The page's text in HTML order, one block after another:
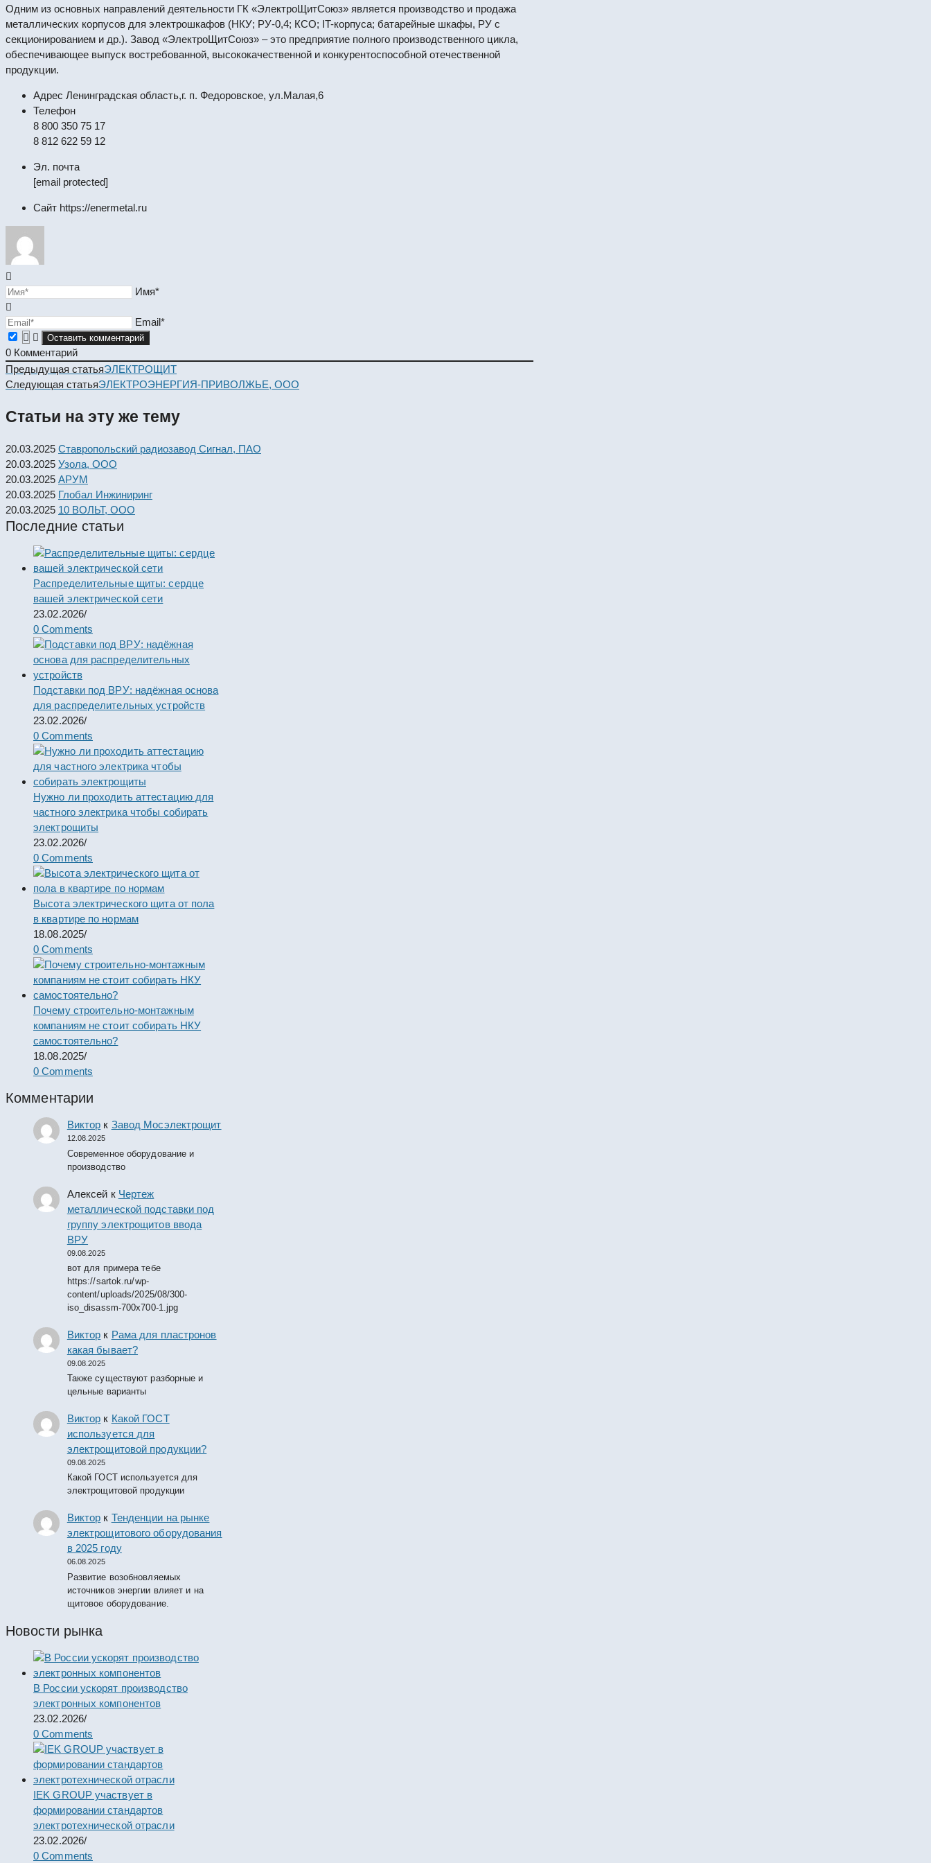
Одним из основных направлений деятельности ГК «ЭлектроЩитСоюз» является производство и продажа
металлических корпусов для электрошкафов (НКУ; РУ-0,4; КСО; IT-корпуса; батарейные шкафы, РУ с
секционированием и др.). Завод «ЭлектроЩитСоюз» – это предприятие полного производственного цикла,
обеспечивающее выпуск востребованной, высококачественной и конкурентоспособной отечественной
продукции.
Адрес Ленинградская область,г. п. Федоровское, ул.Малая,6
Телефон
8 800 350 75 17
8 812 622 59 12
Эл. почта
[email protected]
Сайт https://enermetal.ru
Имя*
Email*
0 Комментарий
Read
more
Предыдущая статьяЭЛЕКТРОЩИТ
Следующая статьяЭЛЕКТРОЭНЕРГИЯ-ПРИВОЛЖЬЕ, ООО
Статьи на эту же тему
20.03.2025 Ставропольский радиозавод Сигнал, ПАО
20.03.2025 Узола, ООО
20.03.2025 АРУМ
20.03.2025 Глобал Инжиниринг
20.03.2025 10 ВОЛЬТ, ООО
Последние статьи
Распределительные щиты: сердце
вашей электрической сети
23.02.2026/
0 Comments
Подставки под ВРУ: надёжная основа
для распределительных устройств
23.02.2026/
0 Comments
Нужно ли проходить аттестацию для
частного электрика чтобы собирать
электрощиты
23.02.2026/
0 Comments
Высота электрического щита от пола
в квартире по нормам
18.08.2025/
0 Comments
Почему строительно-монтажным
компаниям не стоит собирать НКУ
самостоятельно?
18.08.2025/
0 Comments
Комментарии
Виктор к Завод Мосэлектрощит
12.08.2025
Современное оборудование и
производство
Алексей к Чертеж
металлической подставки под
группу электрощитов ввода
ВРУ
09.08.2025
вот для примера тебе
https://sartok.ru/wp-
content/uploads/2025/08/300-
iso_disassm-700x700-1.jpg
Виктор к Рама для пластронов
какая бывает?
09.08.2025
Также существуют разборные и
цельные варианты
Виктор к Какой ГОСТ
используется для
электрощитовой продукции?
09.08.2025
Какой ГОСТ используется для
электрощитовой продукции
Виктор к Тенденции на рынке
электрощитового оборудования
в 2025 году
06.08.2025
Развитие возобновляемых
источников энергии влияет и на
щитовое оборудование.
Новости рынка
В России ускорят производство
электронных компонентов
23.02.2026/
0 Comments
IEK GROUP участвует в
формировании стандартов
электротехнической отрасли
23.02.2026/
0 Comments